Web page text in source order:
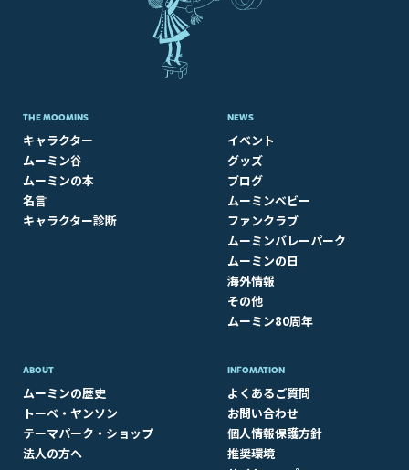
THE MOOMINS
キャラクター
ムーミン谷
ムーミンの本
名言
キャラクター診断
NEWS
イベント
グッズ
ブログ
ムーミンベビー
ファンクラブ
ムーミンバレーパーク
ムーミンの日
海外情報
その他
ムーミン80周年
ABOUT​
ムーミンの歴史
トーベ・ヤンソン
テーマパーク・ショップ
法人の方へ
INFOMATION
よくあるご質問
お問い合わせ
個人情報保護方針
推奨環境